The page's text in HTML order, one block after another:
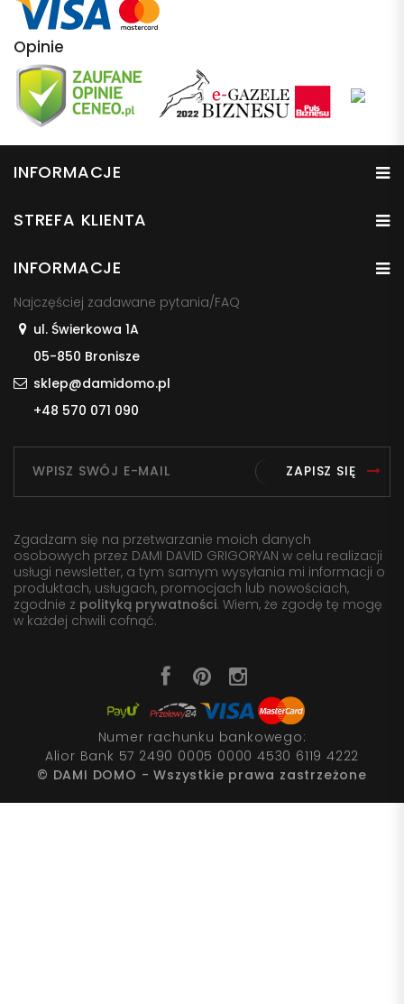
Opinie
INFORMACJE
STREFA KLIENTA
INFORMACJE
Najczęściej zadawane pytania/FAQ
ul. Świerkowa 1A
05-850 Bronisze
sklep@damidomo.pl
+48 570 071 090
ZAPISZ SIĘ
Zgadzam się na przetwarzanie moich danych
osobowych przez DAMI DAVID GRIGORYAN w celu realizacji
usługi newsletter, a tym samym wysyłania mi informacji o
produktach, usługach, promocjach lub nowościach,
zgodnie z polityką prywatności. Wiem, że zgodę tę mogę
w każdej chwili cofnąć.
Numer rachunku bankowego:
Alior Bank 57 2490 0005 0000 4530 6119 4222
© DAMI DOMO - Wszystkie prawa zastrzeżone